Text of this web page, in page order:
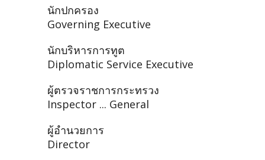
นักปกครอง
Governing Executive
นักบริหารการทูต
Diplomatic Service Executive
ผู้ตรวจราชการกระทรวง
Inspector ... General
ผู้อำนวยการ
Director